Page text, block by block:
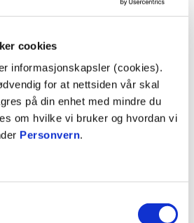
cookies
informasjonskapsler (cookies).
for at nettsiden vår skal
på din enhet med mindre du
om hvilke vi bruker og hvordan vi
Personvern.
forståelse av digital,
marketing
effektiv prosjektleder
for at Bryne FK er en
der det er arbeid både
i helger, men at det også er en
frihet i arbeidet.
klasse B
for jenter og toppfotball